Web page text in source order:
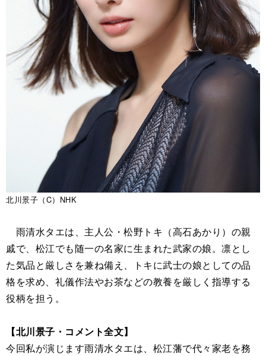
北川景子（C）NHK
雨清水タエは、主人公・松野トキ（高石あかり）の親
戚で、松江でも随一の名家に生まれた武家の娘。凛とし
た気品と厳しさを兼ね備え、トキに武士の娘としての品
格を求め、礼儀作法やお茶などの教養を厳しく指導する
役柄を担う。
【北川景子・コメント全文】
今回私が演じます雨清水タエは、松江藩で代々家老を務